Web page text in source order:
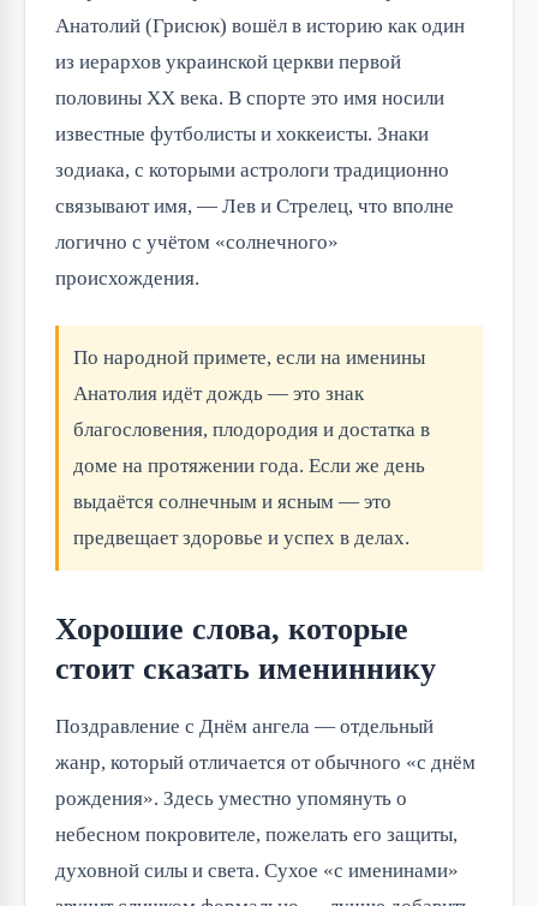
Анатолий (Грисюк) вошёл в историю как один
из иерархов украинской церкви первой
половины XX века. В спорте это имя носили
известные футболисты и хоккеисты. Знаки
зодиака, с которыми астрологи традиционно
связывают имя, — Лев и Стрелец, что вполне
логично с учётом «солнечного»
происхождения.
По народной примете, если на именины
Анатолия идёт дождь — это знак
благословения, плодородия и достатка в
доме на протяжении года. Если же день
выдаётся солнечным и ясным — это
предвещает здоровье и успех в делах.
Хорошие слова, которые
стоит сказать имениннику
Поздравление с Днём ангела — отдельный
жанр, который отличается от обычного «с днём
рождения». Здесь уместно упомянуть о
небесном покровителе, пожелать его защиты,
духовной силы и света. Сухое «с именинами»